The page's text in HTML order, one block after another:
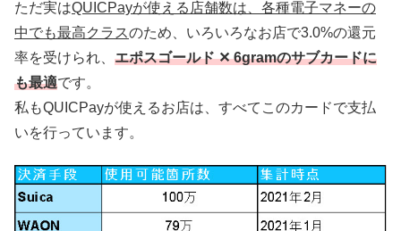
ただ実はQUICPayが使える店舗数は、各種電子マネーの
中でも最高クラスのため、いろいろなお店で3.0%の還元
率を受けられ、 エポスゴールド ✕ 6gramのサブカードに
も最適です。
私もQUICPayが使えるお店は、すべてこのカードで支払
いを行っています。